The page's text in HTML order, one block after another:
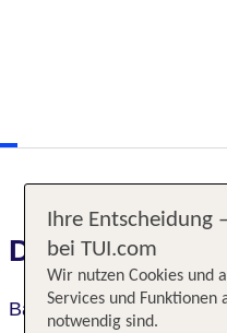
Das erwartet
Bay Village Tropical
Ihre Entscheidung
bei TUI.com
Wir nutzen Cookies und
Services und Funktionen
notwendig sind.